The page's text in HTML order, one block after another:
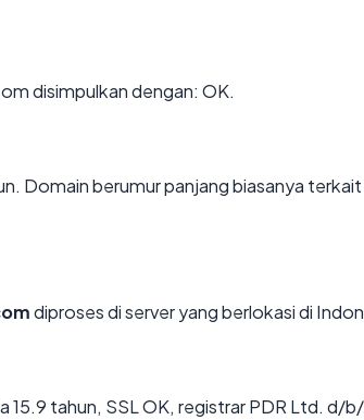
disimpulkan dengan: OK.
Domain berumur panjang biasanya
diproses di server yang berlokasi di
tahun, SSL OK, registrar PDR Ltd. d/